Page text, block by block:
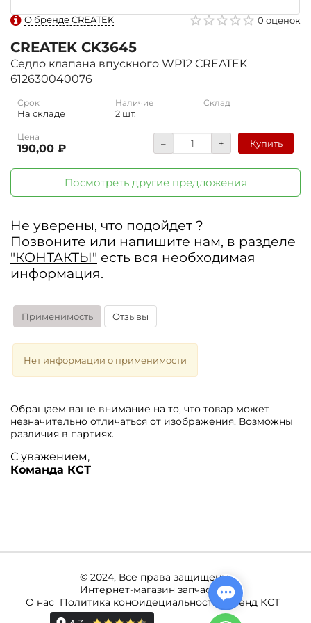
О бренде CREATEK 0 оценок
CREATEK CK3645
Седло клапана впускного WP12 CREATEK
612630040076
Срок
На складе
Наличие
2 шт.
Склад
Цена
190,00 ₽ – + Купить
Посмотреть другие предложения
Не уверены, что подойдет ?
Позвоните или напишите нам, в разделе
"КОНТАКТЫ" есть вся необходимая
информация.
Применимость Отзывы
Нет информации о применимости
Обращаем ваше внимание на то, что товар может
незначительно отличаться от изображения. Возможны
различия в партиях.
С уважением,
Команда КСТ
© 2024, Все права защищены.
Интернет-магазин запчастей.
О нас Политика конфидециальности Бренд КСТ